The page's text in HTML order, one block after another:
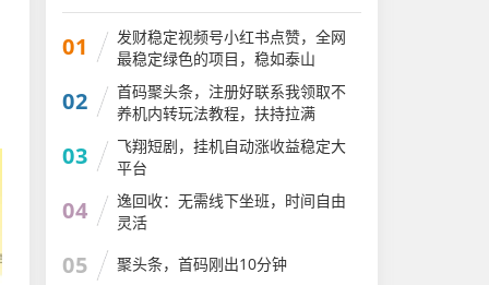
01
发财稳定视频号小红书点赞，全网
最稳定绿色的项目，稳如泰山
02
首码聚头条，注册好联系我领取不
养机内转玩法教程，扶持拉满
03
飞翔短剧，挂机自动涨收益稳定大
平台
04
逸回收：无需线下坐班，时间自由
灵活
05 聚头条，首码刚出10分钟